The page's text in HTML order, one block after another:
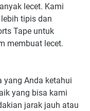
lecet. Kami
tipis dan
Tape untuk
membuat lecet.
yang Anda ketahui
yang bisa kami
jarak jauh atau